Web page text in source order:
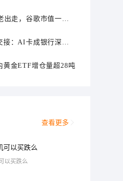
出走，谷歌市值一日
接：AI卡成银行深耕
黄金ETF增仓量超28吨
查看更多
可以买跌么
以买跌么